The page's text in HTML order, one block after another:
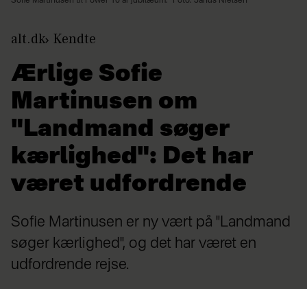
alt.dk Kendte
Ærlige Sofie
Martinusen om
"Landmand søger
kærlighed": Det har
været udfordrende
Sofie Martinusen er ny vært på "Landmand
søger kærlighed", og det har været en
udfordrende rejse.